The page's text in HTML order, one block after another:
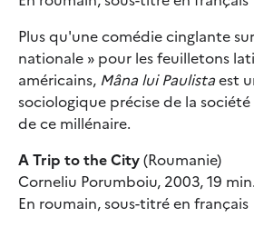
Plus qu'une comédie cinglante
nationale » pour les feuilletons
américains, Mâna lui Paulistaest
sociologique précise de la
de ce millénaire.
A Trip to the City(Roumanie)
Corneliu Porumboiu, 2003, 19 min.
En roumain, sous-titré en français